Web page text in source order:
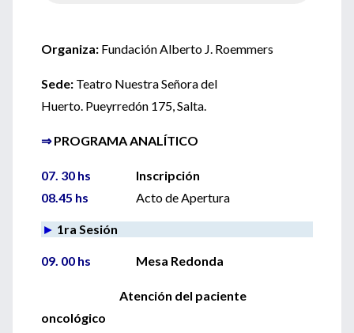
Organiza: Fundación Alberto J. Roemmers
Sede: Teatro Nuestra Señora del
Huerto. Pueyrredón 175, Salta.
⇒PROGRAMA ANALÍTICO
07. 30 hs
Inscripción
08.45 hs
Acto de Apertura
► 1ra Sesión
09. 00 hs Mesa Redonda
Atención del paciente
oncológico